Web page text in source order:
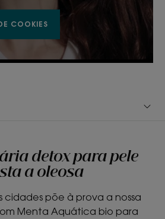
COOKIES
detox para pele
a oleosa
cidades põe à prova a nossa
Menta Aquática bio para